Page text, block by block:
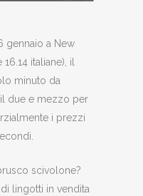
gennaio a New
italiane), il
minuto da
il due e mezzo per
i prezzi
scivolone?
lingotti in vendita